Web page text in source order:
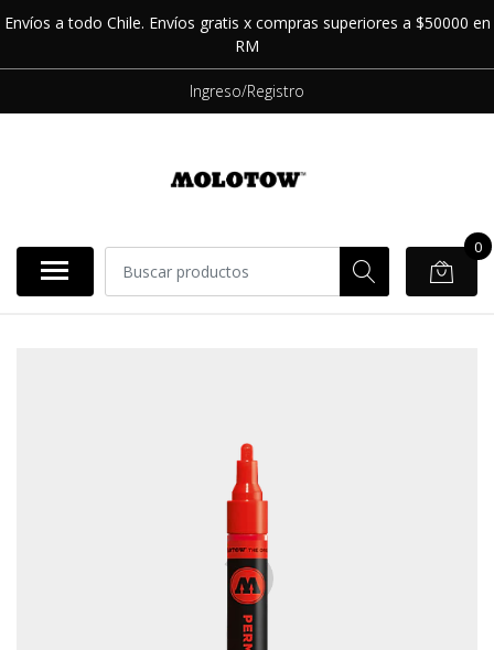
Envíos a todo Chile. Envíos gratis x compras superiores a $50000 en
RM
Ingreso/Registro
0